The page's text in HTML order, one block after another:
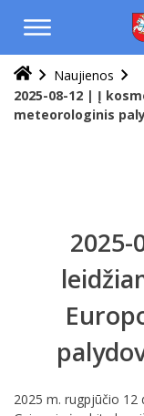
title Pažymėti
zoom_out Tolinti
Šviesus
brightness_low
Tamsus
turinį
Naujienos
2025-08-12 | Į
meteorologinis
2025-
2025 m. rugpjūčio